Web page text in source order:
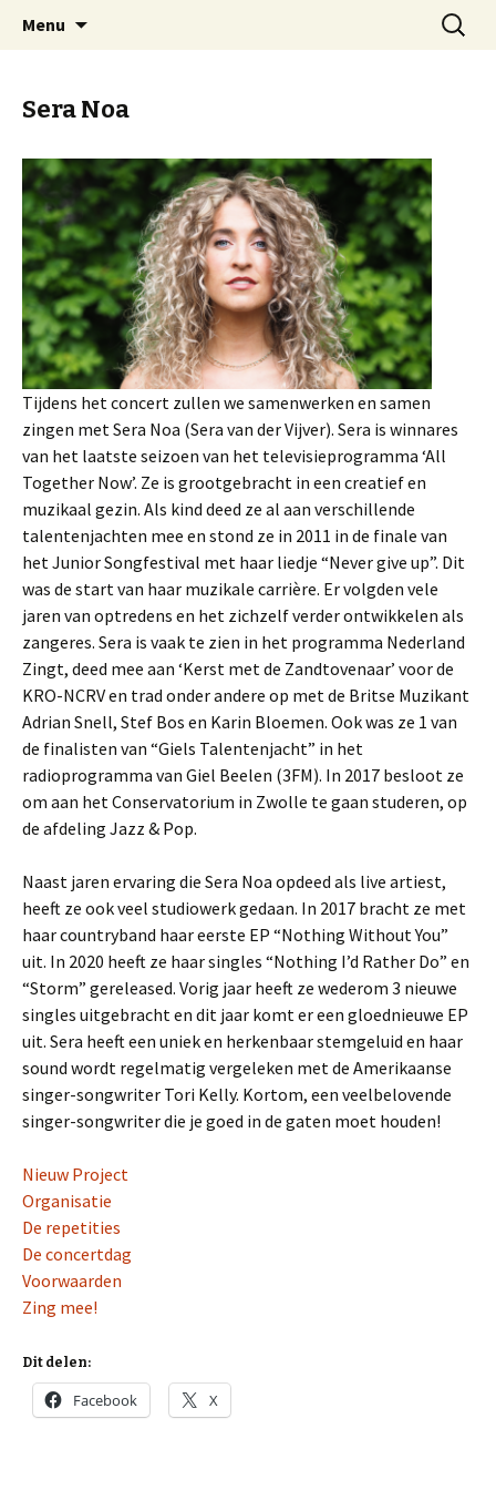
Arnold Wienen
Welkom op mijn website
Menu
Zoeken
naar:
Sera Noa
Tijdens het concert zullen we samenwerken en samen
zingen met Sera Noa (Sera van der Vijver). Sera is winnares
van het laatste seizoen van het televisieprogramma ‘All
Together Now’. Ze is grootgebracht in een creatief en
muzikaal gezin. Als kind deed ze al aan verschillende
talentenjachten mee en stond ze in 2011 in de finale van
het Junior Songfestival met haar liedje “Never give up”. Dit
was de start van haar muzikale carrière. Er volgden vele
jaren van optredens en het zichzelf verder ontwikkelen als
zangeres. Sera is vaak te zien in het programma Nederland
Zingt, deed mee aan ‘Kerst met de Zandtovenaar’ voor de
KRO-NCRV en trad onder andere op met de Britse Muzikant
Adrian Snell, Stef Bos en Karin Bloemen. Ook was ze 1 van
de finalisten van “Giels Talentenjacht” in het
radioprogramma van Giel Beelen (3FM). In 2017 besloot ze
om aan het Conservatorium in Zwolle te gaan studeren, op
de afdeling Jazz & Pop.
Naast jaren ervaring die Sera Noa opdeed als live artiest,
heeft ze ook veel studiowerk gedaan. In 2017 bracht ze met
haar countryband haar eerste EP “Nothing Without You”
uit. In 2020 heeft ze haar singles “Nothing I’d Rather Do” en
“Storm” gereleased. Vorig jaar heeft ze wederom 3 nieuwe
singles uitgebracht en dit jaar komt er een gloednieuwe EP
uit. Sera heeft een uniek en herkenbaar stemgeluid en haar
sound wordt regelmatig vergeleken met de Amerikaanse
singer-songwriter Tori Kelly. Kortom, een veelbelovende
singer-songwriter die je goed in de gaten moet houden!
Nieuw Project
Organisatie
De repetities
De concertdag
Voorwaarden
Zing mee!
Dit delen:
Facebook X